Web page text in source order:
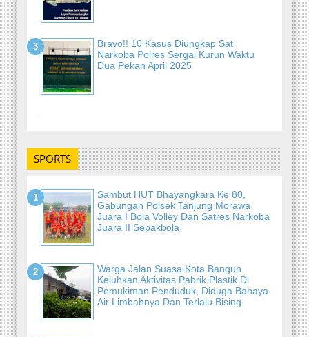
Bravo!! 10 Kasus Diungkap Sat
Narkoba Polres Sergai Kurun Waktu
Dua Pekan April 2025
-
SPORTS
Sambut HUT Bhayangkara Ke 80,
Gabungan Polsek Tanjung Morawa
Juara I Bola Volley Dan Satres Narkoba
Juara II Sepakbola
Warga Jalan Suasa Kota Bangun
Keluhkan Aktivitas Pabrik Plastik Di
Pemukiman Penduduk, Diduga Bahaya
Air Limbahnya Dan Terlalu Bising